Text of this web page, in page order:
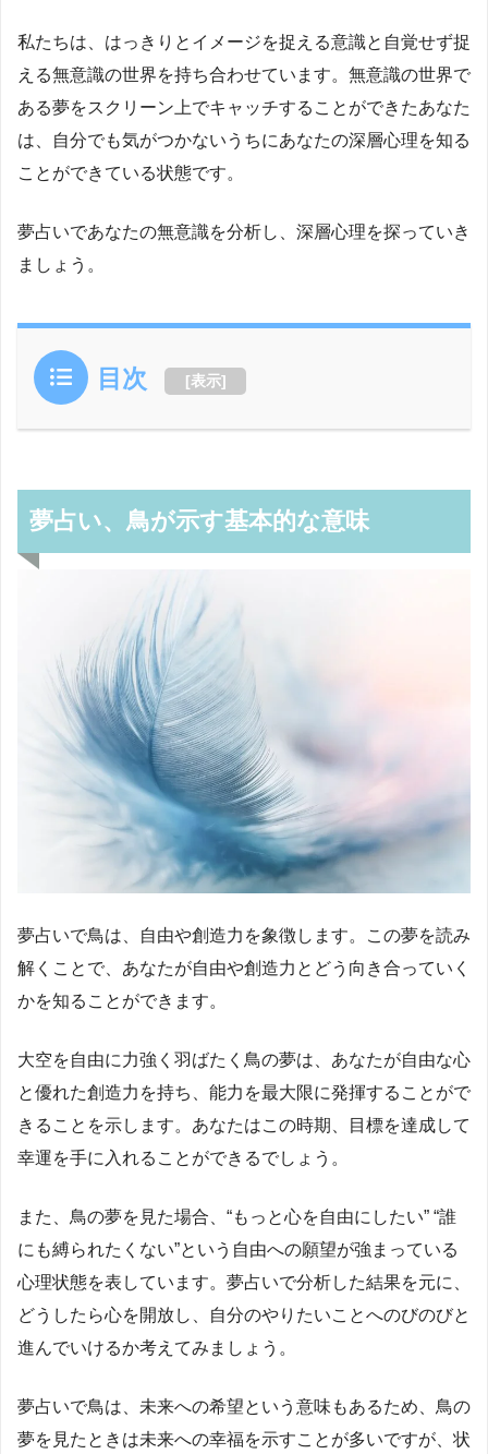
私たちは、はっきりとイメージを捉える意識と自覚せず捉
える無意識の世界を持ち合わせています。無意識の世界で
ある夢をスクリーン上でキャッチすることができたあなた
は、自分でも気がつかないうちにあなたの深層心理を知る
ことができている状態です。
夢占いであなたの無意識を分析し、深層心理を探っていき
ましょう。
目次 [表示]
夢占い、鳥が示す基本的な意味
夢占いで鳥は、自由や創造力を象徴します。この夢を読み
解くことで、あなたが自由や創造力とどう向き合っていく
かを知ることができます。
大空を自由に力強く羽ばたく鳥の夢は、あなたが自由な心
と優れた創造力を持ち、能力を最大限に発揮することがで
きることを示します。あなたはこの時期、目標を達成して
幸運を手に入れることができるでしょう。
また、鳥の夢を見た場合、“もっと心を自由にしたい” “誰
にも縛られたくない”という自由への願望が強まっている
心理状態を表しています。夢占いで分析した結果を元に、
どうしたら心を開放し、自分のやりたいことへのびのびと
進んでいけるか考えてみましょう。
夢占いで鳥は、未来への希望という意味もあるため、鳥の
夢を見たときは未来への幸福を示すことが多いですが、状